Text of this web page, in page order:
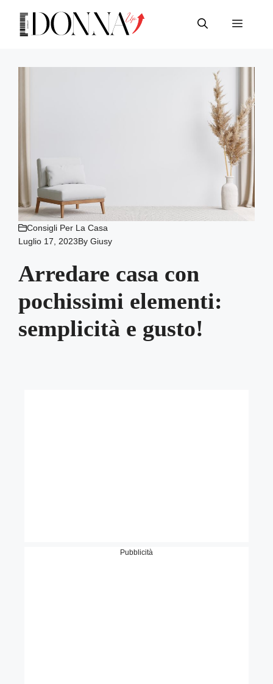
contenuto
Menu
Consigli Per La Casa
Luglio 17, 2023ByGiusy
Arredare casa con
pochissimi elementi:
semplicità e gusto!
Pubblicità